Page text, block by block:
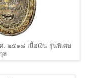
. ๒๕๑๘ เนื้อเงิน รุ่นพิเศษ
ล